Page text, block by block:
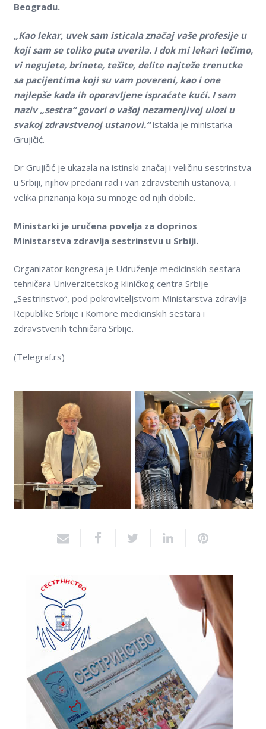
Beogradu.
„Kao lekar, uvek sam isticala značaj vaše profesije u
koji sam se toliko puta uverila. I dok mi lekari lečimo,
vi negujete, brinete, tešite, delite najteže trenutke
sa pacijentima koji su vam povereni, kao i one
najlepše kada ih oporavljene ispraćate kući. I sam
naziv „sestra“ govori o vašoj nezamenjivoj ulozi u
svakoj zdravstvenoj ustanovi.“ istakla je ministarka
Grujičić.
Dr Grujičić je ukazala na istinski značaj i veličinu sestrinstva
u Srbiji, njihov predani rad i van zdravstenih ustanova, i
velika priznanja koja su mnoge od njih dobile.
Ministarki je uručena povelja za doprinos
Ministarstva zdravlja sestrinstvu u Srbiji.
Organizator kongresa je Udruženje medicinskih sestara-
tehničara Univerzitetskog kliničkog centra Srbije
„Sestrinstvo“, pod pokroviteljstvom Ministarstva zdravlja
Republike Srbije i Кomore medicinskih sestara i
zdravstvenih tehničara Srbije.
(Telegraf.rs)